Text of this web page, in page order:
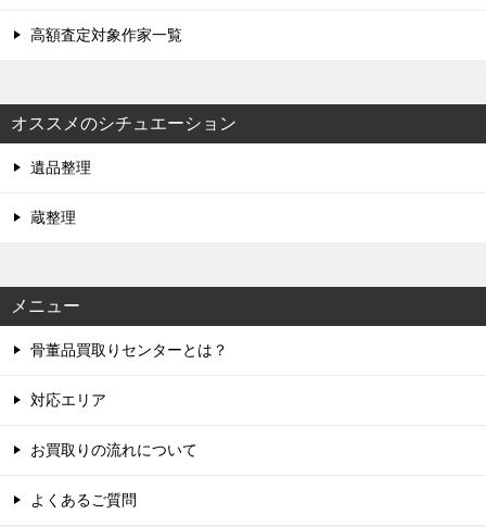
高額査定対象作家一覧
オススメのシチュエーション
遺品整理
蔵整理
メニュー
骨董品買取りセンターとは？
対応エリア
お買取りの流れについて
よくあるご質問